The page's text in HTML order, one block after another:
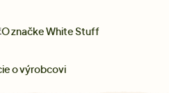
O značkeWhite Stuff
o výrobcovi